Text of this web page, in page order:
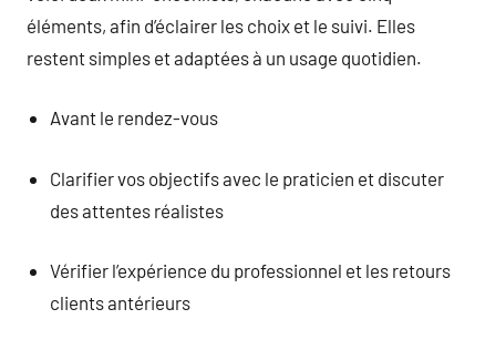
éléments, afin d’éclairer les choix et le suivi. Elles
restent simples et adaptées à un usage quotidien.
Avant le rendez-vous
Clarifier vos objectifs avec le praticien et discuter
des attentes réalistes
Vérifier l’expérience du professionnel et les retours
clients antérieurs